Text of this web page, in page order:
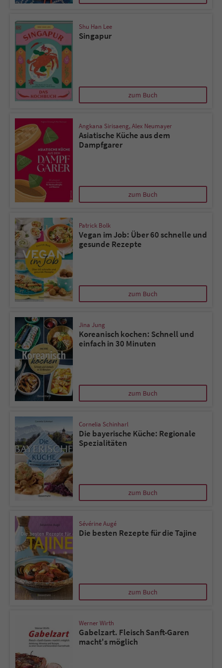
Shu Han Lee
Singapur
zum Buch
Angkana Sirisaeng,Alex Neumayer
Asiatische Küche aus dem
Dampfgarer
zum Buch
Patrick Bolk
Vegan im Job: Über 60 schnelle und
gesunde Rezepte
zum Buch
Jina Jung
Koreanisch kochen: Schnell und
einfach in 30 Minuten
zum Buch
Cornelia Schinharl
Die bayerische Küche: Regionale
Spezialitäten
zum Buch
Sévérine Augé
Die besten Rezepte für die Tajine
zum Buch
Werner Wirth
Gabelzart. Fleisch Sanft-Garen
macht's möglich
Sicherheitscode des Kontaktformulars zu